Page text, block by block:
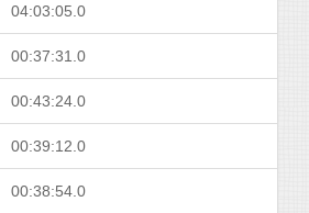
04:03:05.0
00:37:31.0
00:43:24.0
00:39:12.0
00:38:54.0